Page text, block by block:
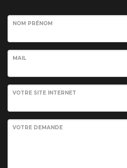
NOM PRÉNOM
MAIL
VOTRE SITE INTERNET
VOTRE DEMANDE